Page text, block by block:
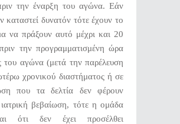
την έναρξη του αγώνα. Εάν
καταστεί δυνατόν τότε έχουν το
να πράξουν αυτό μέχρι και 20
την προγραμματισμένη ώρα
του αγώνα (μετά την παρέλευση
χρονικού διαστήματος ή σε
που τα δελτία δεν φέρουν
βεβαίωση, τότε η ομάδα
ότι δεν έχει προσέλθει